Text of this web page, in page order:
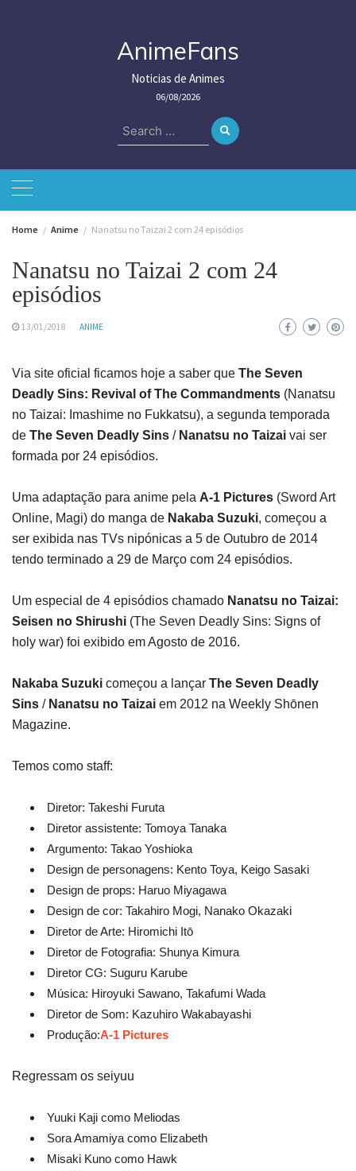
AnimeFans
Noticias de Animes
06/08/2026
Search
for:
Home Anime Nanatsu no Taizai 2 com 24 episódios
Nanatsu no Taizai 2 com 24
episódios
13/01/2018 ANIME
Via site oficial ficamos hoje a saber que The Seven
Deadly Sins: Revival of The Commandments (Nanatsu
no Taizai: Imashime no Fukkatsu), a segunda temporada
de The Seven Deadly Sins / Nanatsu no Taizai vai ser
formada por 24 episódios.
Uma adaptação para anime pela A-1 Pictures (Sword Art
Online, Magi) do manga de Nakaba Suzuki, começou a
ser exibida nas TVs nipónicas a 5 de Outubro de 2014
tendo terminado a 29 de Março com 24 episódios.
Um especial de 4 episódios chamado Nanatsu no Taizai:
Seisen no Shirushi (The Seven Deadly Sins: Signs of
holy war) foi exibido em Agosto de 2016.
Nakaba Suzuki começou a lançar The Seven Deadly
Sins / Nanatsu no Taizai em 2012 na Weekly Shōnen
Magazine.
Temos como staff:
Diretor: Takeshi Furuta
Diretor assistente: Tomoya Tanaka
Argumento: Takao Yoshioka
Design de personagens: Kento Toya, Keigo Sasaki
Design de props: Haruo Miyagawa
Design de cor: Takahiro Mogi, Nanako Okazaki
Diretor de Arte: Hiromichi Itō
Diretor de Fotografia: Shunya Kimura
Diretor CG: Suguru Karube
Música: Hiroyuki Sawano, Takafumi Wada
Diretor de Som: Kazuhiro Wakabayashi
Produção:A-1 Pictures
Regressam os seiyuu
Yuuki Kaji como Meliodas
Sora Amamiya como Elizabeth
Misaki Kuno como Hawk